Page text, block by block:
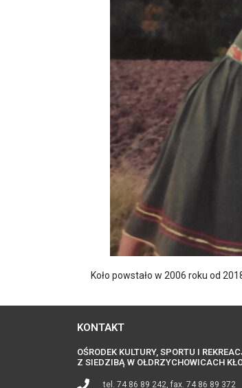
Koło powstało w 2006 roku od
KONTAKT
OŚRODEK KULTURY, SPORTU I
Z SIEDZIBĄ W OŁDRZYCHOWICACH
tel. 74 86 89 242, fax. 74 86 89 372